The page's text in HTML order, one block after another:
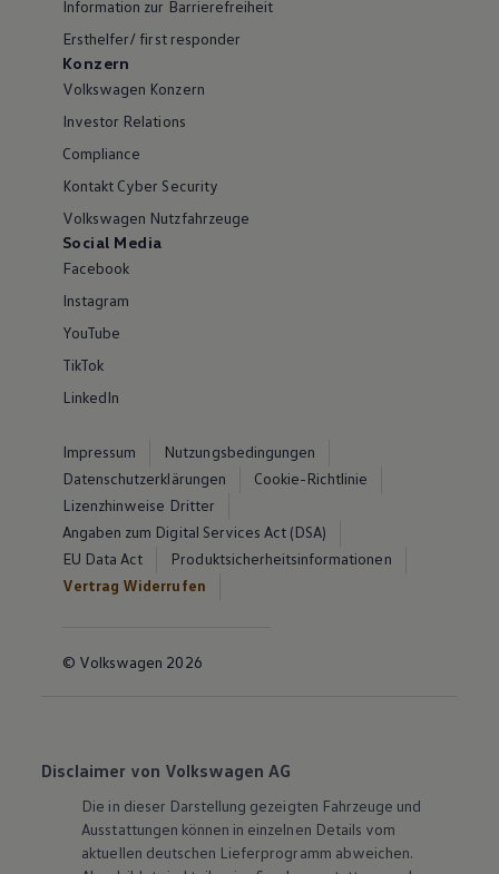
Information zur Barrierefreiheit
Ersthelfer/ first responder
Konzern
Volkswagen Konzern
Investor Relations
Compliance
Kontakt Cyber Security
Volkswagen Nutzfahrzeuge
Social Media
Facebook
Instagram
YouTube
TikTok
LinkedIn
Impressum
Nutzungsbedingungen
Datenschutzerklärungen
Cookie-Richtlinie
Lizenzhinweise Dritter
Angaben zum Digital Services Act (DSA)
EU Data Act
Produktsicherheitsinformationen
Vertrag Widerrufen
© Volkswagen 2026
Disclaimer von Volkswagen AG
Die in dieser Darstellung gezeigten Fahrzeuge und
Ausstattungen können in einzelnen Details vom
aktuellen deutschen Lieferprogramm abweichen.